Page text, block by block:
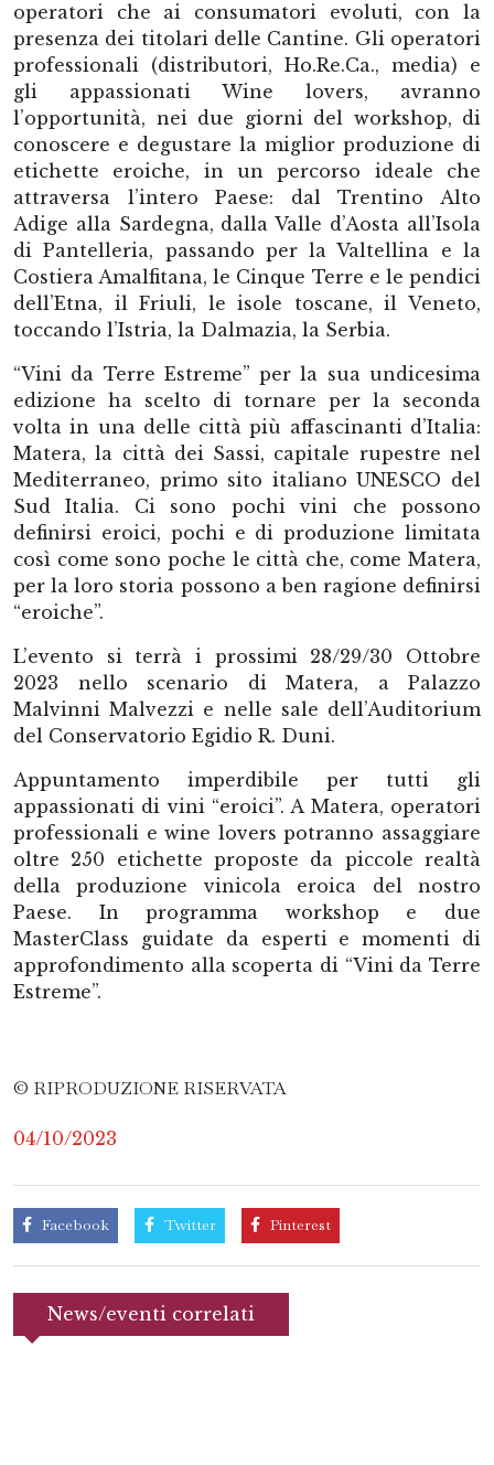
operatori che ai consumatori evoluti, con la
presenza dei titolari delle Cantine. Gli operatori
professionali (distributori, Ho.Re.Ca., media) e
gli appassionati Wine lovers, avranno
l’opportunità, nei due giorni del workshop, di
conoscere e degustare la miglior produzione di
etichette eroiche, in un percorso ideale che
attraversa l’intero Paese: dal Trentino Alto
Adige alla Sardegna, dalla Valle d’Aosta all’Isola
di Pantelleria, passando per la Valtellina e la
Costiera Amalfitana, le Cinque Terre e le pendici
dell’Etna, il Friuli, le isole toscane, il Veneto,
toccando l’Istria, la Dalmazia, la Serbia.
“Vini da Terre Estreme” per la sua undicesima
edizione ha scelto di tornare per la seconda
volta in una delle città più affascinanti d’Italia:
Matera, la città dei Sassi, capitale rupestre nel
Mediterraneo, primo sito italiano UNESCO del
Sud Italia. Ci sono pochi vini che possono
definirsi eroici, pochi e di produzione limitata
così come sono poche le città che, come Matera,
per la loro storia possono a ben ragione definirsi
“eroiche”.
L’evento si terrà i prossimi 28/29/30 Ottobre
2023 nello scenario di Matera, a Palazzo
Malvinni Malvezzi e nelle sale dell’Auditorium
del Conservatorio Egidio R. Duni.
Appuntamento imperdibile per tutti gli
appassionati di vini “eroici”. A Matera, operatori
professionali e wine lovers potranno assaggiare
oltre 250 etichette proposte da piccole realtà
della produzione vinicola eroica del nostro
Paese. In programma workshop e due
MasterClass guidate da esperti e momenti di
approfondimento alla scoperta di “Vini da Terre
Estreme”.
© RIPRODUZIONE RISERVATA
04/10/2023
Facebook Twitter Pinterest
News/eventi correlati